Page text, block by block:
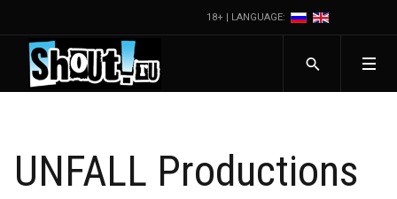
18+ | LANGUAGE:
UNFALL Productions